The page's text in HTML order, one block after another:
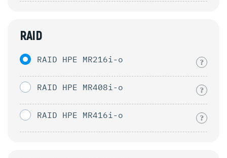
RAID
RAID HPE MR216i-o ?
RAID HPE MR408i-o ?
RAID HPE MR416i-o ?